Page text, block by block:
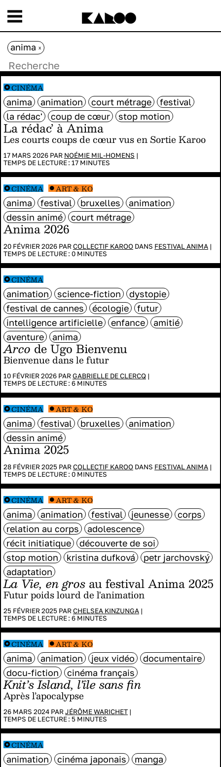
La rédac’ à Anima
Les courts coups de cœur vus en Sortie Karoo
17 MARS 2026 PAR NOÉMIE MIL-HOMENS |
TEMPS DE LECTURE : 17 MINUTES
anima animation court métrage
festival
la rédac'
coup de cœur stop motion
CINÉMA
Anima 2026
20 FÉVRIER 2026 PARCOLLECTIF KAROO DANS FESTIVAL ANIMA |
TEMPS DE LECTURE : 0 MINUTES
anima festival bruxelles
animation
dessin animé
court métrage
CINÉMA ART & KO
Arcode Ugo Bienvenu
Bienvenue dans le futur
10 FÉVRIER 2026 PARGABRIELLE DE CLERCQ |
TEMPS DE LECTURE : 6 MINUTES
animation science-fiction
dystopie
festival de cannes
écologie
futur
intelligence artificielle
enfance
amitié
aventure
anima
CINÉMA
Anima 2025
28 FÉVRIER 2025 PARCOLLECTIF KAROO DANS FESTIVAL ANIMA |
TEMPS DE LECTURE : 0 MINUTES
anima festival bruxelles
animation
dessin animé
CINÉMA ART & KO
La Vie, en gros au festival Anima 2025
Futur poids lourd de l'animation
25 FÉVRIER 2025 PARCHELSEA KINZUNGA |
TEMPS DE LECTURE : 6 MINUTES
anima animation festival jeunesse
corps
relation au corps
adolescence
récit initiatique
découverte de soi
stop motion
kristina dufková
petr jarchovský
adaptation
CINÉMA ART & KO
Knit’s Island, l'île sans fin
Après l’apocalypse
26 MARS 2024 PARJÉRÔME WARICHET |
TEMPS DE LECTURE : 5 MINUTES
anima animation jeux vidéo
documentaire
docu-fiction
cinéma français
CINÉMA ART & KO
animation cinéma japonais
manga
CINÉMA
anima x